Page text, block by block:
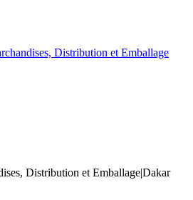
Distribution et Emballage
Distribution et Emballage|Dakar